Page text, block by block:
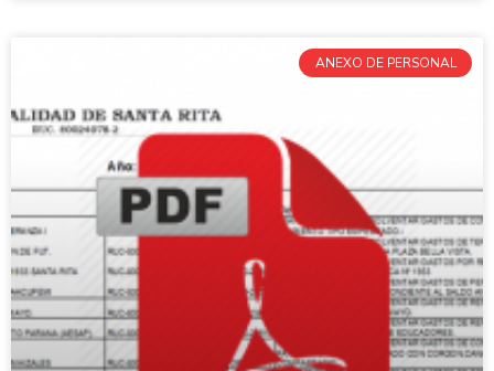
ANEXO DE PERSONAL